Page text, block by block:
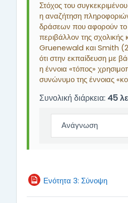
Στόχος του
η αναζήτηση
δράσεων που αφορούν το
περιβάλλον της σχολικής
Gruenewald και Smith
ότι στην εκπαίδευση με
η έννοια «τόπος»
συνώνυμο της έννοιας
Συνολική διάρκεια: 45
Ανάγνωση
Ενότητα 3: ΣύνοψηFile